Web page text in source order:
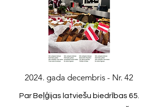
2024. gada decembris - Nr. 42
Par Beļģijas latviešu biedrības 65.